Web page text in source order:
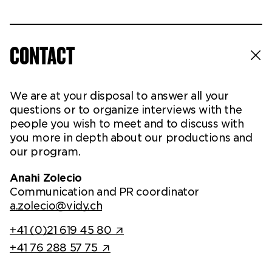
CONTACT
We are at your disposal to answer all your
questions or to organize interviews with the
people you wish to meet and to discuss with
you more in depth about our productions and
our program.
Anahi Zolecio
Communication and PR coordinator
a.zolecio@vidy.ch
+41 (0)21 619 45 80
+41 76 288 57 75